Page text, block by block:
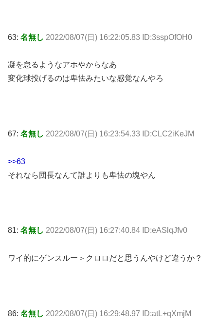
63: 名無し 2022/08/07(日) 16:22:05.83 ID:3sspOfOH0
凝を怠るようなアホやからなあ
変化球投げるのは卑怯みたいな感覚なんやろ
67: 名無し 2022/08/07(日) 16:23:54.33 ID:CLC2iKeJM
>>63
それなら団長なんて誰よりも卑怯の塊やん
81: 名無し 2022/08/07(日) 16:27:40.84 ID:eASlqJfv0
ワイ的にゲンスルー＞クロロだと思うんやけど違うか？
86: 名無し 2022/08/07(日) 16:29:48.97 ID:atL+qXmjM